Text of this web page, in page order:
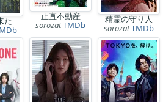
た
正直不動産
sorozatTMDb
精霊の守り人
sorozatTMDb